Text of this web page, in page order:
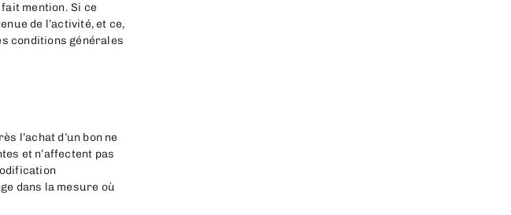
mention. Si ce
de l’activité, et ce,
conditions générales
l’achat d’un bon ne
et n’affectent pas
dans la mesure où